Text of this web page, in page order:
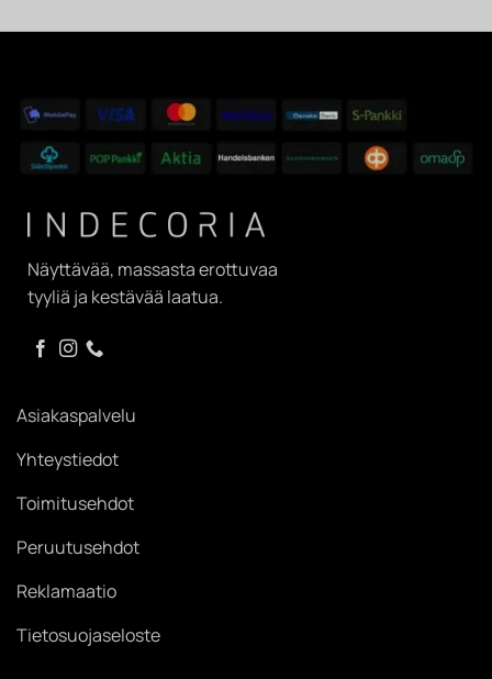
Näyttävää, massasta erottuvaa
tyyliä ja kestävää laatua.
Asiakaspalvelu
Yhteystiedot
Toimitusehdot
Peruutusehdot
Reklamaatio
Tietosuojaseloste